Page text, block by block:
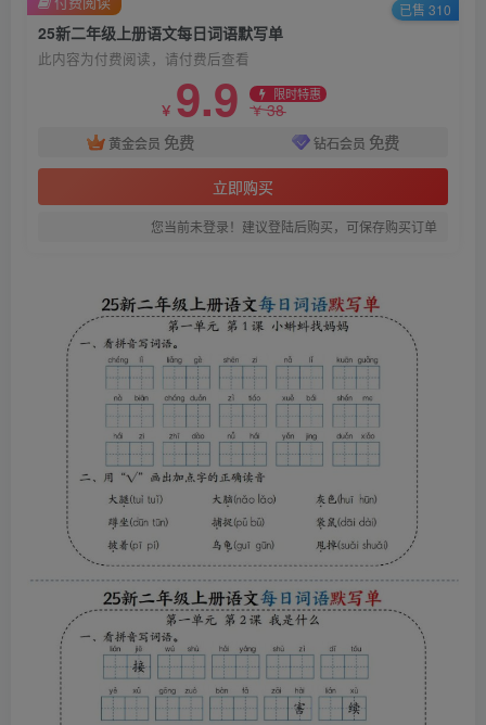
25新二年级上册语文每日词语默写单
此内容为付费阅读，请付费后查看
￥ 9.9 限时特惠
￥38
黄金会员 免费 钻石会员 免费
立即购买
您当前未登录！建议登陆后购买，可保存购买订单
已售 310